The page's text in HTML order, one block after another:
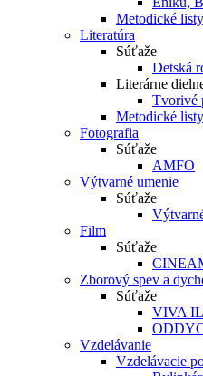
Metodické
Literatúra
Súťaže
Detská
Literárne
Tvorivé
Metodické
Fotografia
Súťaže
AMFO
Výtvarné umenie
Súťaže
Film
Súťaže
Zborový spev a
Súťaže
VIVA
Vzdelávanie
Vzdelávacie